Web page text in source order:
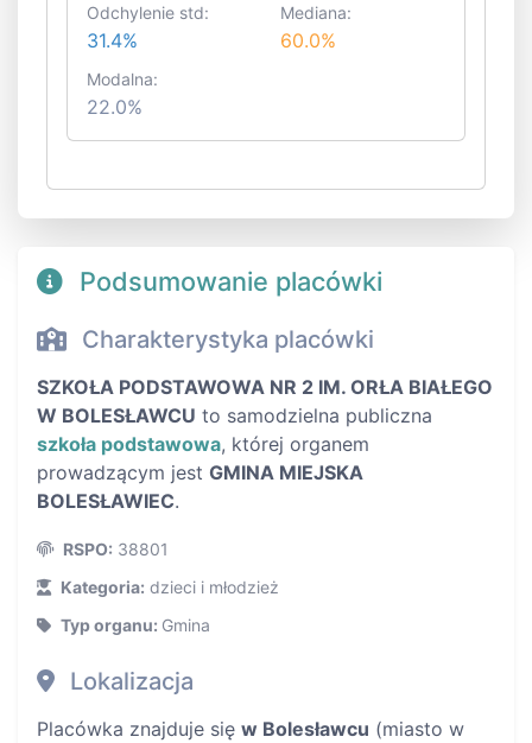
Odchylenie std:
31.4%
Mediana:
60.0%
Modalna:
22.0%
Podsumowanie placówki
Charakterystyka placówki
SZKOŁA PODSTAWOWA NR 2 IM. ORŁA BIAŁEGO
W BOLESŁAWCU to samodzielna publiczna
szkoła podstawowa, której organem
prowadzącym jest GMINA MIEJSKA
BOLESŁAWIEC.
RSPO: 38801
Kategoria: dzieci i młodzież
Typ organu: Gmina
Lokalizacja
Placówka znajduje się w Bolesławcu (miasto w